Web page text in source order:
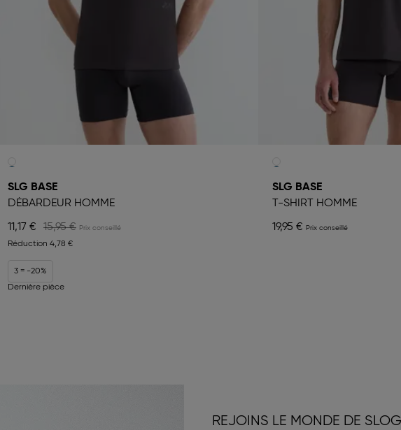
SLG BASE
DÉBARDEUR HOMME
11,17 € 15,95 €
Réduction 4,78 €
3 = -20%
Dernière pièce
SLG BASE
T-SHIRT HOMME
19,95 €
REJOINS LE MONDE DE